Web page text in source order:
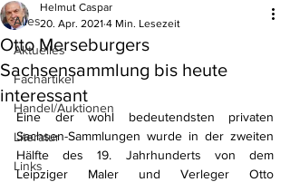
Alles
Aktuelles
Fachartikel
Handel/Auktionen
Literatur
Links
Otto Merseburgers
Sachsensammlung bis heute
interessant
Helmut Caspar
20. Apr. 2021 4 Min. Lesezeit
Eine der wohl bedeutendsten privaten
Sachsen-Sammlungen wurde in der zweiten
Hälfte des 19. Jahrhunderts von dem
Leipziger Maler und Verleger Otto